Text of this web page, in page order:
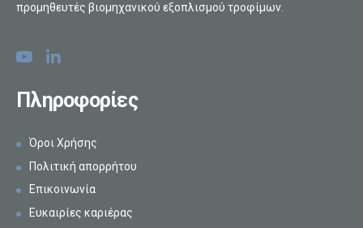
προμηθευτές βιομηχανικού εξοπλισμού τροφίμων.
Πληροφορίες
Όροι Χρήσης
Πολιτική απορρήτου
Επικοινωνία
Ευκαιρίες καριέρας